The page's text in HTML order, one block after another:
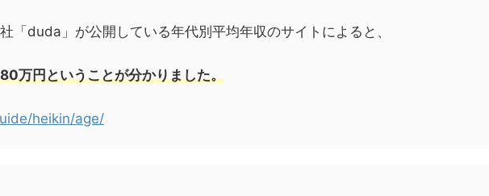
「duda」が公開している年代別平均年収のサイトによると、
万円ということが分かりました。
heikin/age/